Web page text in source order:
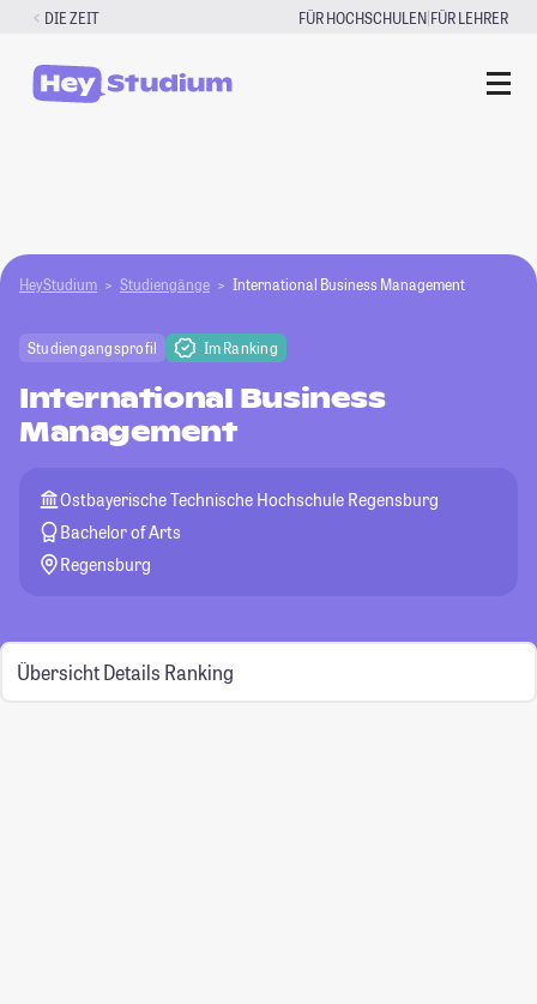
Zum
springen
DIE ZEIT FÜR HOCHSCHULEN|FÜR LEHRER
HeyStudium Studiengänge International Business Management
Studiengangsprofil Im Ranking
International Business
Management
Ostbayerische Technische Hochschule Regensburg
Bachelor of Arts
Regensburg
Übersicht Details Ranking